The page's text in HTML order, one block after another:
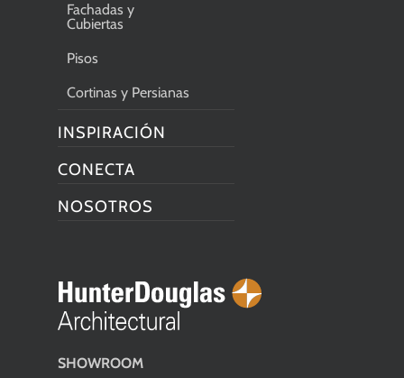
SHOWROOM
Fachadas y
Cubiertas
Pisos
Cortinas y Persianas
INSPIRACIÓN
CONECTA
NOSOTROS